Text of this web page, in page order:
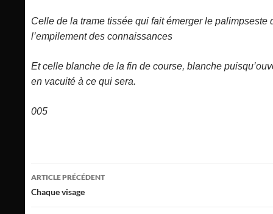
Celle de la trame tissée qui fait émerger le palimpseste
l’empilement des connaissances
Et celle blanche de la fin de course, blanche
en vacuité à ce qui sera.
005
Navigation
des
ARTICLE PRÉCÉDENT
Chaque visage